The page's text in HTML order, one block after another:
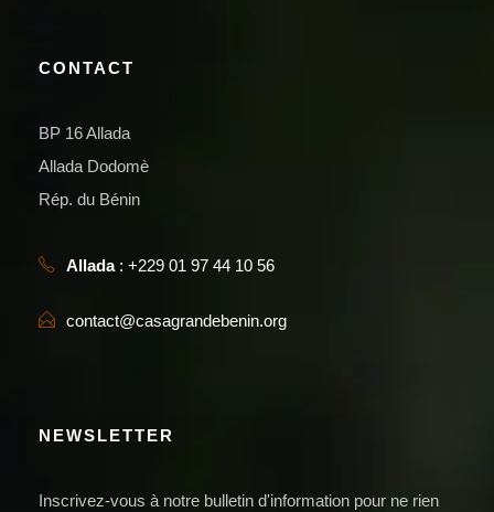
CONTACT
BP 16 Allada
Allada Dodomè
Rép. du Bénin
Allada: +229 01 97 44 10 56
contact@casagrandebenin.org
NEWSLETTER
Inscrivez-vous à notre bulletin d'information pour ne rien